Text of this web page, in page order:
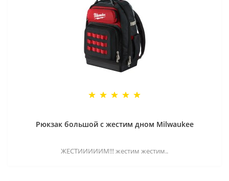
Рюкзак большой с жестим дном Milwaukee
ЖЕСТИИИИИМ!!! жестим жестим..